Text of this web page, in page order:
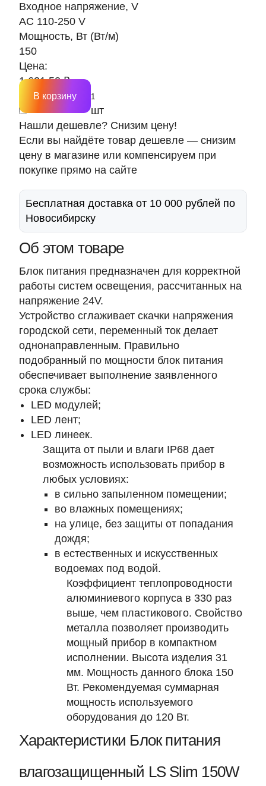
Входное напряжение, V
AC 110-250 V
Мощность, Вт (Вт/м)
150
Цена:
1 621.50 ₽
шт
В корзину
Нашли дешевле? Снизим цену!
Если вы найдёте товар дешевле — снизим
цену в магазине или компенсируем при
покупке прямо на сайте
Бесплатная доставка от 10 000 рублей по
Новосибирску
Об этом товаре
Блок питания предназначен для корректной
работы систем освещения, рассчитанных на
напряжение 24V.
Устройство сглаживает скачки напряжения
городской сети, переменный ток делает
однонаправленным. Правильно
подобранный по мощности блок питания
обеспечивает выполнение заявленного
срока службы:
LED модулей;
LED лент;
LED линеек.
Защита от пыли и влаги IP68 дает
возможность использовать прибор в
любых условиях:
в сильно запыленном помещении;
во влажных помещениях;
на улице, без защиты от попадания
дождя;
в естественных и искусственных
водоемах под водой.
Коэффициент теплопроводности
алюминиевого корпуса в 330 раз
выше, чем пластикового. Свойство
металла позволяет производить
мощный прибор в компактном
исполнении. Высота изделия 31
мм. Мощность данного блока 150
Вт. Рекомендуемая суммарная
мощность используемого
оборудования до 120 Вт.
Характеристики Блок питания
влагозащищенный LS Slim 150W